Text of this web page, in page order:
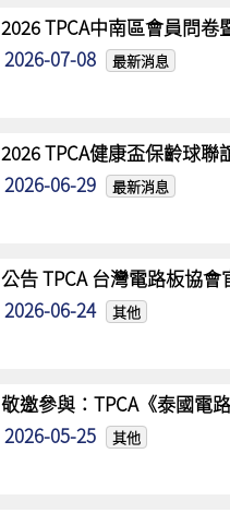
2026 TPCA中南區會員問
2026-07-08
最新消息
2026 TPCA健康盃保齡球聯
2026-06-29
最新消息
公告 TPCA 台灣電路板協
2026-06-24
其他
敬邀參與：TPCA《泰國電
2026-05-25
其他